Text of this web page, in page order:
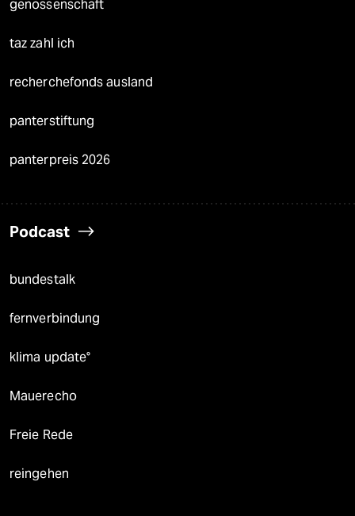
genossenschaft
taz zahl ich
recherchefonds ausland
panterstiftung
panterpreis 2026
Podcast
bundestalk
fernverbindung
klima update°
Mauerecho
Freie Rede
reingehen